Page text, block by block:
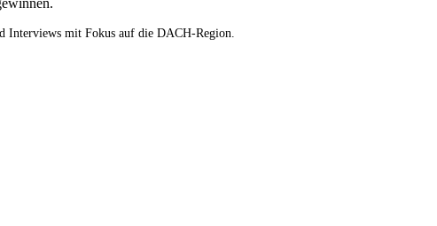
Interviews mit Fokus auf die DACH-Region.